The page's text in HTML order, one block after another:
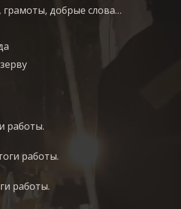
грамоты, добрые слова…
работы.
работы.
работы.